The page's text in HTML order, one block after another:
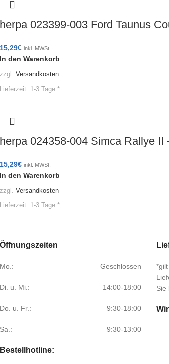
herpa 023399-003 Ford Taunus
15,29€ inkl. MWSt.
In den Warenkorb
zzgl. Versandkosten
Lieferzeit: 1-3 Tage *
herpa 024358-004 Simca Rallye
15,29€ inkl. MWSt.
In den Warenkorb
zzgl. Versandkosten
Lieferzeit: 1-3 Tage *
Öffnungszeiten
Mo.: Geschlossen
Di. u. Mi.: 14:00-18:00
Do. u. Fr.: 9:30-18:00
Sa.: 9:30-13:00
Bestellhotline:
Sie